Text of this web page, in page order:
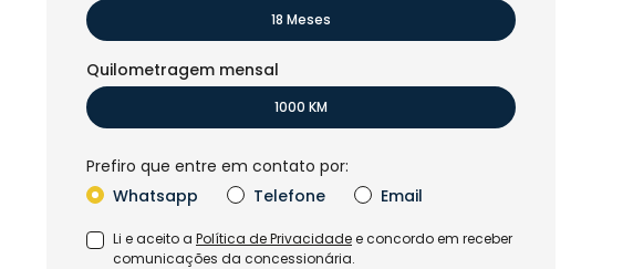
18 Meses
Quilometragem mensal
1000 KM
Prefiro que entre em contato por:
Whatsapp
Telefone Email
Li e aceito a Política de Privacidadee concordo em receber
comunicações da concessionária.